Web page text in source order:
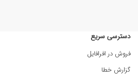
دسترسی سریع
فروش در افرافایل
گزارش خطا